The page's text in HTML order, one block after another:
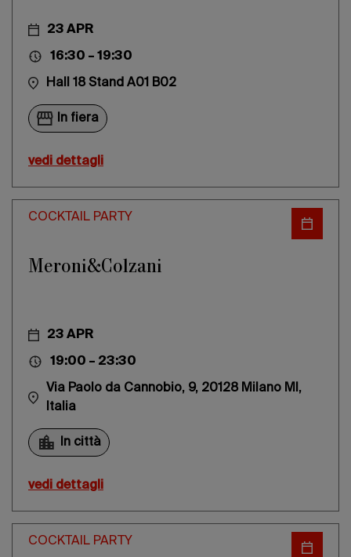
23 APR
16:30 – 19:30
Hall 18 Stand A01 B02
In fiera
vedi dettagli
COCKTAIL PARTY
Meroni&Colzani
23 APR
19:00 – 23:30
Via Paolo da Cannobio, 9, 20128 Milano MI,
Italia
In città
vedi dettagli
COCKTAIL PARTY